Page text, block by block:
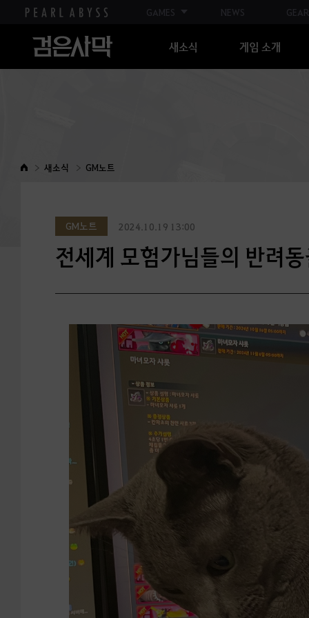
GAMES NEWS GEAR
새소식 게임 소개
새소식 GM노트
GM노트 2024.10.19 13:00
전세계 모험가님들의 반려